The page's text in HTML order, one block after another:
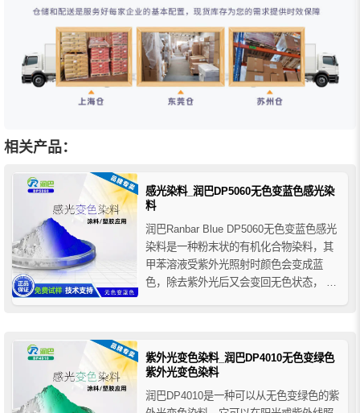
相关产品：
感光染料_润巴DP5060无色变蓝色感光染
料
润巴Ranbar Blue DP5060无色变蓝色感光
染料是一种粉末状的有机化合物染料，其
甲苯溶液受紫外光照射时颜色会变成蓝
色，除去紫外光后又会变回无色状态， 润
紫外光变色染料_润巴DP4010无色变绿色
紫外光变色染料
润巴DP4010是一种可以从无色变绿色的紫